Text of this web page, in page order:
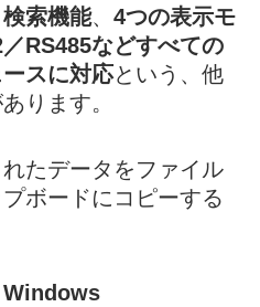
索機能、 4つの表示モ
RS485などすべての
スに対応という、他
ります。
たデータをファイル
ボードにコピーする
Windows